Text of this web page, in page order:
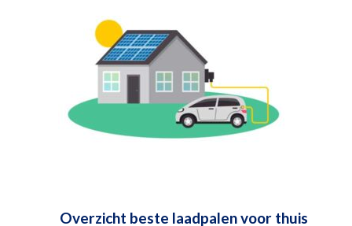
Overzicht beste laadpalen voor thuis